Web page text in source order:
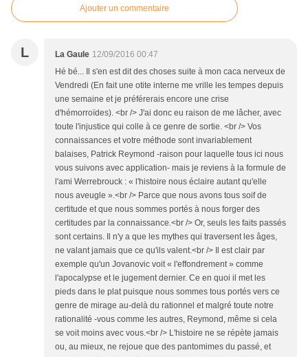
Ajouter un commentaire
L La Gaule 12/09/2016 00:47
Hé bé... Il s'en est dit des choses suite à mon caca nerveux de
Vendredi (En fait une otite interne me vrille les tempes depuis
une semaine et je préférerais encore une crise
d'hémorroïdes). <br /> J'ai donc eu raison de me lâcher, avec
toute l'injustice qui colle à ce genre de sortie. <br /> Vos
connaissances et votre méthode sont invariablement
balaises, Patrick Reymond -raison pour laquelle tous ici nous
vous suivons avec application- mais je reviens à la formule de
l'ami Werrebrouck : « l'histoire nous éclaire autant qu'elle
nous aveugle ».<br /> Parce que nous avons tous soif de
certitude et que nous sommes portés à nous forger des
certitudes par la connaissance.<br /> Or, seuls les faits passés
sont certains. Il n'y a que les mythes qui traversent les âges,
ne valant jamais que ce qu'ils valent.<br /> Il est clair par
exemple qu'un Jovanovic voit « l'effondrement » comme
l'apocalypse et le jugement dernier. Ce en quoi il met les
pieds dans le plat puisque nous sommes tous portés vers ce
genre de mirage au-delà du rationnel et malgré toute notre
rationalité -vous comme les autres, Reymond, même si cela
se voit moins avec vous.<br /> L'histoire ne se répète jamais
ou, au mieux, ne rejoue que des pantomimes du passé, et